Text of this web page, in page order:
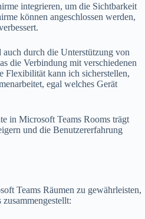
integrieren, um die Sichtbarkeit
können angeschlossen werden,
durch die Unterstützung von
die Verbindung mit verschiedenen
Flexibilität kann ich sicherstellen,
egal welches Gerät
in Microsoft Teams Rooms trägt
und die Benutzererfahrung
Teams Räumen zu gewährleisten,